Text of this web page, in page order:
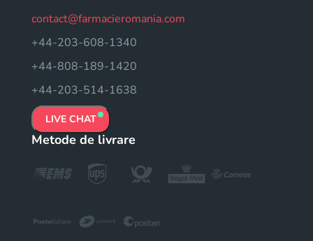
contact@farmacieromania.com
+44-203-608-1340
+44-808-189-1420
+44-203-514-1638
LIVE CHAT
Metode de livrare